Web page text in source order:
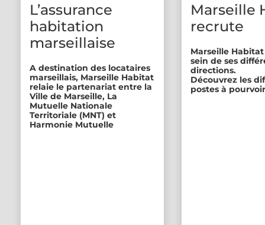
L’assurance
habitation
marseillaise
A destination des locataires
marseillais, Marseille Habitat
relaie le partenariat entre la
Ville de Marseille, La
Mutuelle Nationale
Territoriale (MNT) et
Harmonie Mutuelle
Marseille
recrute
Marseille
sein de ses
directions.
Découvrez les
postes à